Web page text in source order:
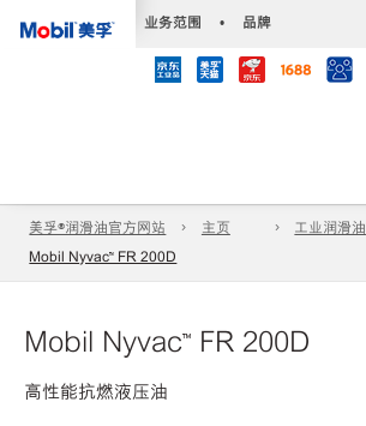
业务范围 • 品牌
美孚®润滑油官方网站 主页
工业润滑油
Mobil Nyvac™ FR 200D
Mobil Nyvac™ FR 200D
高性能抗燃液压油